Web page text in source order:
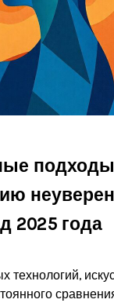
2025 года
технологий,